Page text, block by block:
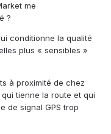
me
?
conditionne la qualité
plus « sensibles »
à proximité de chez
tienne la route et qui
de signal GPS trop